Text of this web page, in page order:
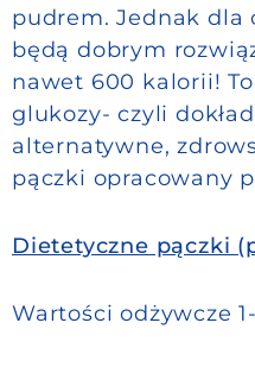
pudrem. Jednak dla
będą dobrym
nawet 600 kalorii!
glukozy- czyli
alternatywne,
pączki opracowany
Dietetyczne pączki
Wartości odżywcze